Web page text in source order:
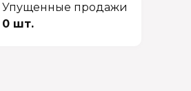
Упущенные продажи
0 шт.